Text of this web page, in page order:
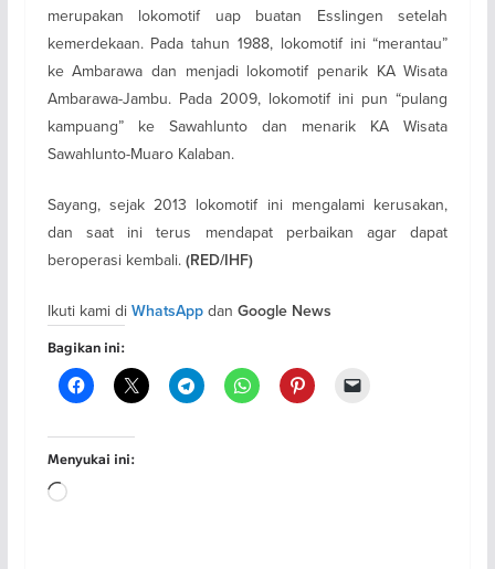
merupakan lokomotif uap buatan Esslingen setelah
kemerdekaan. Pada tahun 1988, lokomotif ini “merantau”
ke Ambarawa dan menjadi lokomotif penarik KA Wisata
Ambarawa-Jambu. Pada 2009, lokomotif ini pun “pulang
kampuang” ke Sawahlunto dan menarik KA Wisata
Sawahlunto-Muaro Kalaban.
Sayang, sejak 2013 lokomotif ini mengalami kerusakan,
dan saat ini terus mendapat perbaikan agar dapat
beroperasi kembali. (RED/IHF)
Ikuti kami di WhatsAppdan Google News
Bagikan ini:
Menyukai ini:
Memuat...